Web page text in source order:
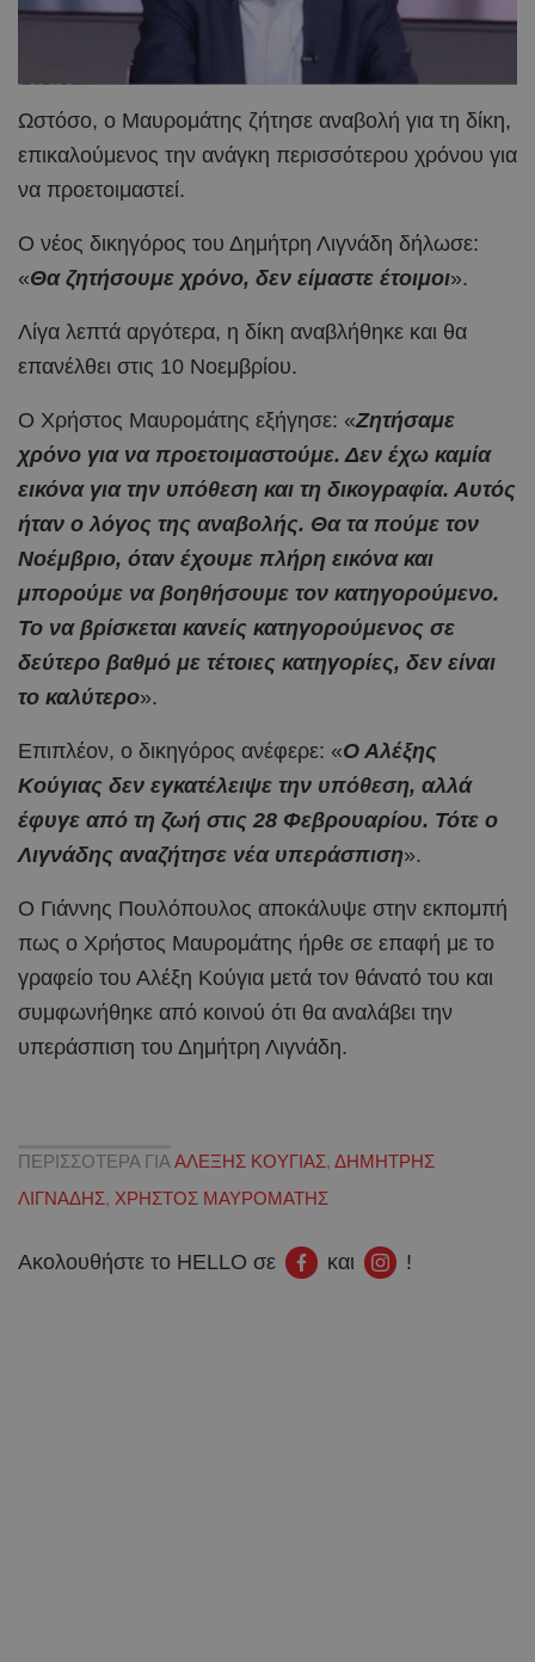
Ωστόσο, ο Μαυρομάτης ζήτησε αναβολή για τη δίκη,
επικαλούμενος την ανάγκη περισσότερου χρόνου για
να προετοιμαστεί.
Ο νέος δικηγόρος του Δημήτρη Λιγνάδη δήλωσε:
«Θα ζητήσουμε χρόνο, δεν είμαστε έτοιμοι».
Λίγα λεπτά αργότερα, η δίκη αναβλήθηκε και θα
επανέλθει στις 10 Νοεμβρίου.
Ο Χρήστος Μαυρομάτης εξήγησε: «Ζητήσαμε
χρόνο για να προετοιμαστούμε. Δεν έχω καμία
εικόνα για την υπόθεση και τη δικογραφία. Αυτός
ήταν ο λόγος της αναβολής. Θα τα πούμε τον
Νοέμβριο, όταν έχουμε πλήρη εικόνα και
μπορούμε να βοηθήσουμε τον κατηγορούμενο.
Το να βρίσκεται κανείς κατηγορούμενος σε
δεύτερο βαθμό με τέτοιες κατηγορίες, δεν είναι
το καλύτερο».
Επιπλέον, ο δικηγόρος ανέφερε: «Ο Αλέξης
Κούγιας δεν εγκατέλειψε την υπόθεση, αλλά
έφυγε από τη ζωή στις 28 Φεβρουαρίου. Τότε ο
Λιγνάδης αναζήτησε νέα υπεράσπιση».
Ο Γιάννης Πουλόπουλος αποκάλυψε στην εκπομπή
πως ο Χρήστος Μαυρομάτης ήρθε σε επαφή με το
γραφείο του Αλέξη Κούγια μετά τον θάνατό του και
συμφωνήθηκε από κοινού ότι θα αναλάβει την
υπεράσπιση του Δημήτρη Λιγνάδη.
ΠΕΡΙΣΣΟΤΕΡΑ ΓΙΑ ΑΛΕΞΗΣ ΚΟΥΓΙΑΣ, ΔΗΜΗΤΡΗΣ
ΛΙΓΝΑΔΗΣ, ΧΡΗΣΤΟΣ ΜΑΥΡΟΜΑΤΗΣ
Ακολουθήστε το HELLO σε και !